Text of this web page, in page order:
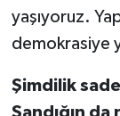
yaşıyoruz.
demokrasiye
Şimdilik
Sandığın